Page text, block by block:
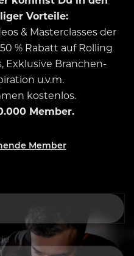
Vorteile:
& Masterclasses der
% Rabatt auf Rolling
Exklusive Branchen-
u.v.m.
kostenlos.
Member.
Member